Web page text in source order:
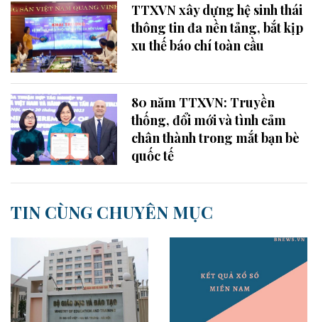
TTXVN xây dựng hệ sinh thái
thông tin đa nền tảng, bắt kịp
xu thế báo chí toàn cầu
80 năm TTXVN: Truyền
thống, đổi mới và tình cảm
chân thành trong mắt bạn bè
quốc tế
TIN CÙNG CHUYÊN MỤC